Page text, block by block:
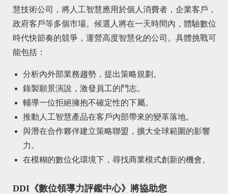
慧技術公司，將人工智慧應用於個人消費者，企業客戶，
政府客戶等多個市場。候選人將在一天時間內，體驗數位
時代快節奏的競爭，運營高度智慧化的公司。具體挑戰可
能包括：
分析內外部業務趨勢，提出策略規劃。
錄製願景演說，激發員工的鬥志。
輔導一位拒絕擁抱不確定性的下屬。
推動人工智慧產品在客戶內部帶來的變革落地。
與潛在合作夥伴建立策略聯盟，擴大全球範圍的影響
力。
在模糊的數位化環境下，尋找商業模式創新的機會。
DDI《數位領導力評鑑中心》將協助您